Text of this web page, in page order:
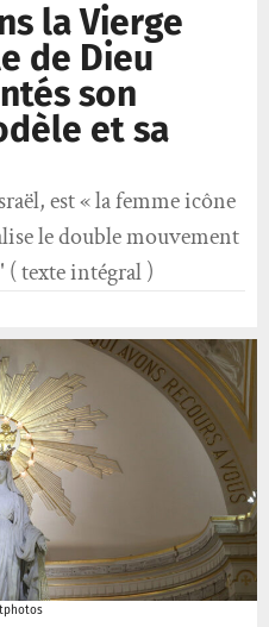
la Vierge
de Dieu
son
et sa
est « la femme icône
le double mouvement
( texte intégral )